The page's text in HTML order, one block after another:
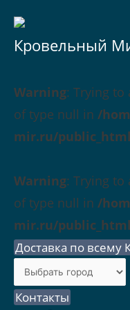
Кровельный
Warning: Trying to
of type null in /
mir.ru/
Warning: Trying to
of type null in /
mir.ru/
Доставка по всему
Контакты